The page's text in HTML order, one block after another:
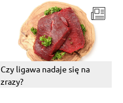
Czy ligawa nadaje się na
zrazy?